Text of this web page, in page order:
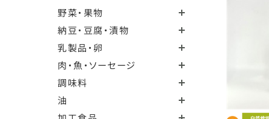
野菜・果物
納豆・豆腐・漬物
乳製品・卵
肉・魚・ソーセージ
調味料
油